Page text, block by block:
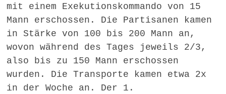
mit einem Exekutionskommando von 15
Mann erschossen. Die Partisanen kamen
in Stärke von 100 bis 200 Mann an,
wovon während des Tages jeweils 2/3,
also bis zu 150 Mann erschossen
wurden. Die Transporte kamen etwa 2x
in der Woche an. Der 1.